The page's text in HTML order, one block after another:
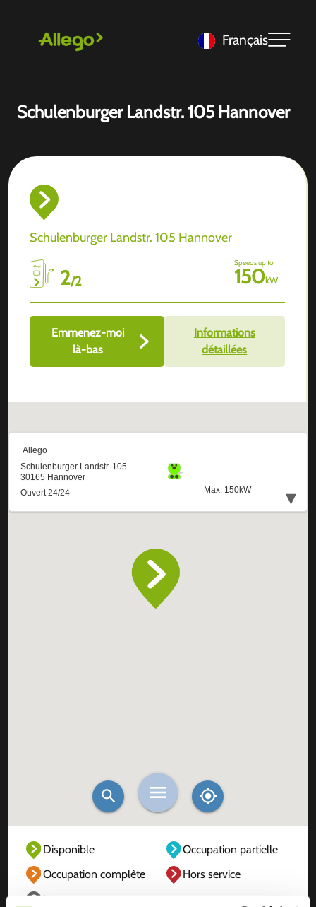
Français
Schulenburger Landstr. 105 Hannover
Schulenburger Landstr. 105 Hannover
2/2
Speeds up to
150kW
Emmenez-moi
là-bas
Informations
détaillées
Disponible
Occupation partielle
Occupation complète
Hors service
Inconnu